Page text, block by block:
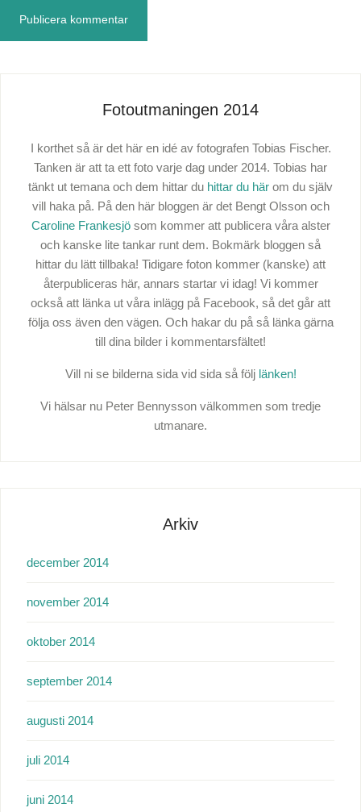
Fotoutmaningen 2014
I korthet så är det här en idé av fotografen Tobias Fischer.
Tanken är att ta ett foto varje dag under 2014. Tobias har
tänkt ut temana och dem hittar du hittar du här om du själv
vill haka på. På den här bloggen är det Bengt Olsson och
Caroline Frankesjösom kommer att publicera våra alster
och kanske lite tankar runt dem. Bokmärk bloggen så
hittar du lätt tillbaka! Tidigare foton kommer (kanske) att
återpubliceras här, annars startar vi idag! Vi kommer
också att länka ut våra inlägg på Facebook, så det går att
följa oss även den vägen. Och hakar du på så länka gärna
till dina bilder i kommentarsfältet!
Vill ni se bilderna sida vid sida så följ länken!
Vi hälsar nu Peter Bennysson välkommen som tredje
utmanare.
Arkiv
december 2014
november 2014
oktober 2014
september 2014
augusti 2014
juli 2014
juni 2014